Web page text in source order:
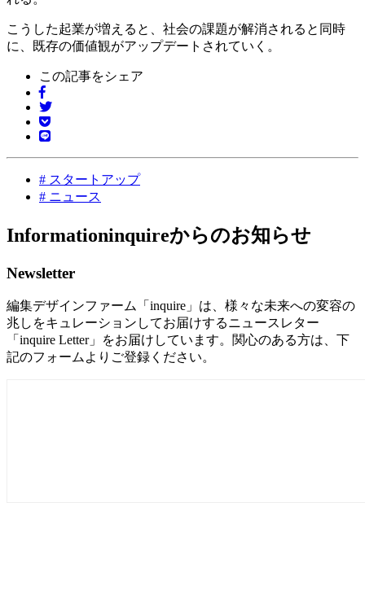
こうした起業が増えると、社会の課題が解消されると同時
に、既存の価値観がアップデートされていく。
この記事をシェア
# スタートアップ
# ニュース
Informationinquireからのお知らせ
Newsletter
編集デザインファーム「inquire」は、様々な未来への変容の
兆しをキュレーションしてお届けするニュースレター
「inquire Letter」をお届けしています。関心のある方は、下
記のフォームよりご登録ください。